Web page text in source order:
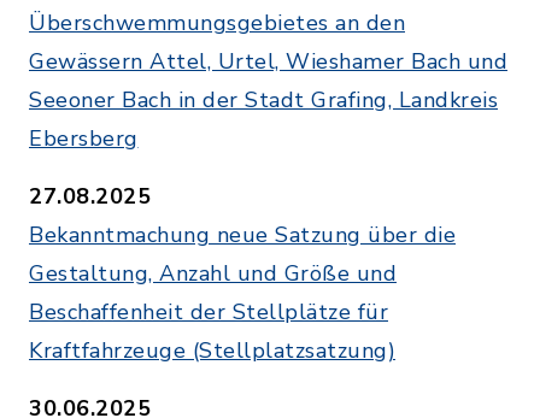
Überschwemmungsgebietes an den
Gewässern Attel, Urtel, Wieshamer Bach und
Seeoner Bach in der Stadt Grafing, Landkreis
Ebersberg
27.08.2025
Bekanntmachung neue Satzung über die
Gestaltung, Anzahl und Größe und
Beschaffenheit der Stellplätze für
Kraftfahrzeuge (Stellplatzsatzung)
30.06.2025